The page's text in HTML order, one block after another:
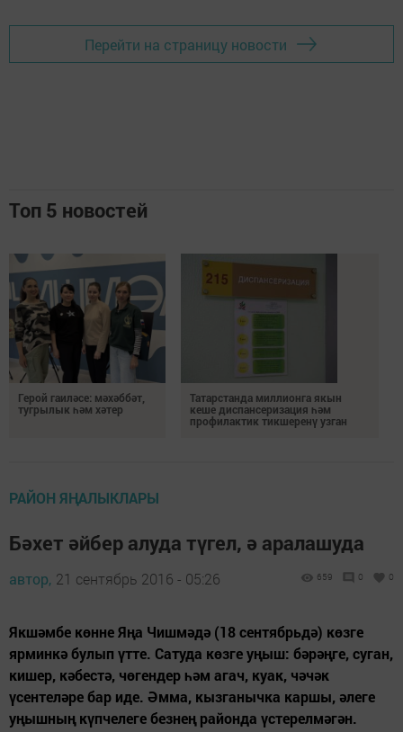
Перейти на страницу новости
Топ 5 новостей
Герой гаиләсе: мәхәббәт,
тугрылык һәм хәтер
Татарстанда миллионга якын
кеше диспансеризация һәм
профилактик тикшеренү узган
РАЙОН ЯҢАЛЫКЛАРЫ
Бәхет әйбер алуда түгел, ә аралашуда
автор, 21 сентябрь 2016 - 05:26 659 0 0
Якшәмбе көнне Яңа Чишмәдә (18 сентябрьдә) көзге
ярминкә булып үтте. Сатуда көзге уңыш: бәрәңге, суган,
кишер, кәбестә, чөгендер һәм агач, куак, чәчәк
үсентеләре бар иде. Әмма, кызганычка каршы, әлеге
уңышның күпчелеге безнең районда үстерелмәгән.